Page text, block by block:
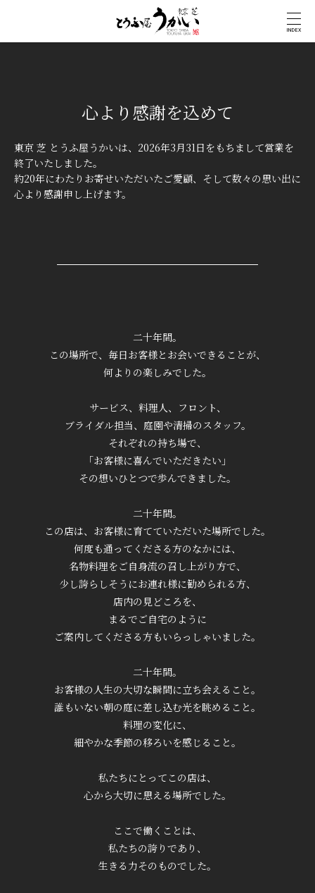
INDEX
心より感謝を込めて
東京 芝 とうふ屋うかいは、2026年3月31日をもちまして営業を
終了いたしました。
約20年にわたりお寄せいただいたご愛顧、そして数々の思い出に
心より感謝申し上げます。
二十年間。
この場所で、毎日お客様とお会いできることが、
何よりの楽しみでした。
サービス、料理人、フロント、
ブライダル担当、庭園や清掃のスタッフ。
それぞれの持ち場で、
「お客様に喜んでいただきたい」
その想いひとつで歩んできました。
二十年間。
この店は、お客様に育てていただいた場所でした。
何度も通ってくださる方のなかには、
名物料理をご自身流の召し上がり方で、
少し誇らしそうにお連れ様に勧められる方、
店内の見どころを、
まるでご自宅のように
ご案内してくださる方もいらっしゃいました。
二十年間。
お客様の人生の大切な瞬間に立ち会えること。
誰もいない朝の庭に差し込む光を眺めること。
料理の変化に、
細やかな季節の移ろいを感じること。
私たちにとってこの店は、
心から大切に思える場所でした。
ここで働くことは、
私たちの誇りであり、
生きる力そのものでした。